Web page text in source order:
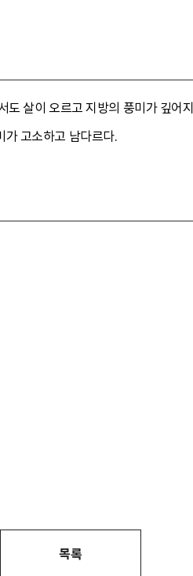
살이 오르고 지방의 풍미가 깊
가 고소하고 남다르다.
목록